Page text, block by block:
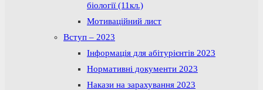
біології (11кл.)
Мотиваційний лист
Вступ – 2023
Інформація для абітурієнтів 2023
Нормативні документи 2023
Накази на зарахування 2023